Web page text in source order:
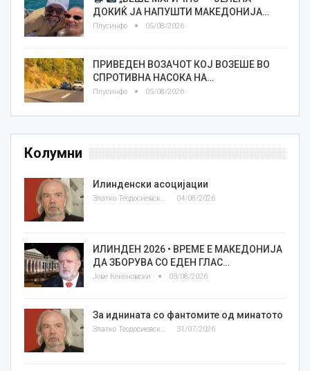
ДОКИЌ ЈА НАПУШТИ МАКЕДОНИЈА…
Плусинфо 05/08/2026
ПРИВЕДЕН ВОЗАЧОТ КОЈ ВОЗЕШЕ ВО
СПРОТИВНА НАСОКА НА…
Плусинфо 05/08/2026
Колумни
Илинденски асоцијации
04/08/2026
ИЛИНДЕН 2026 • ВРЕМЕ Е МАКЕДОНИЈА
ДА ЗБОРУВА СО ЕДЕН ГЛАС…
Јове Кекеновски 03/08/2026
За иднината со фантомите од минатото
Златко Теодосиевски 31/07/2026